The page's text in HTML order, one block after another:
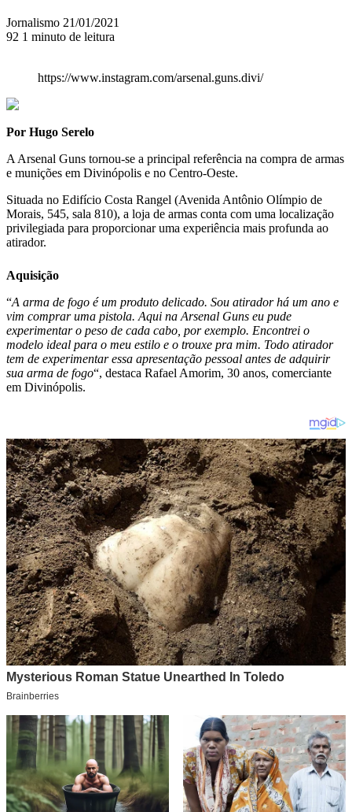
Jornalismo Mande
um
21/01/2021
92 1 minuto de leitura
https://www.instagram.com/arsenal.guns.divi/
Por Hugo Serelo
A Arsenal Guns tornou-se a principal referência na compra de armas
e munições em Divinópolis e no Centro-Oeste.
Situada no Edifício Costa Rangel (Avenida Antônio Olímpio de
Morais, 545, sala 810), a loja de armas conta com uma localização
privilegiada para proporcionar uma experiência mais profunda ao
atirador.
Aquisição
“A arma de fogo é um produto delicado. Sou atirador há um ano e
vim comprar uma pistola. Aqui na Arsenal Guns eu pude
experimentar o peso de cada cabo, por exemplo. Encontrei o
modelo ideal para o meu estilo e o trouxe pra mim. Todo atirador
tem de experimentar essa apresentação pessoal antes de adquirir
sua arma de fogo“, destaca Rafael Amorim, 30 anos, comerciante
em Divinópolis.